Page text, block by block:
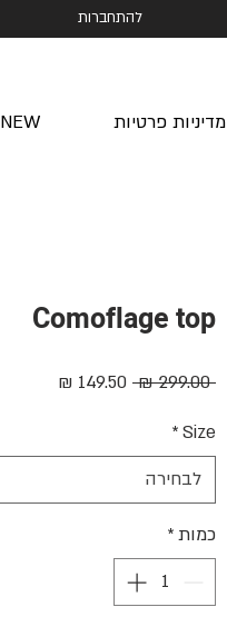
להתחברות
מדיניות פרטיות NEW
Comoflage top
‏299.00 ‏₪
מחיר
Size
*
לבחירה
כמות*